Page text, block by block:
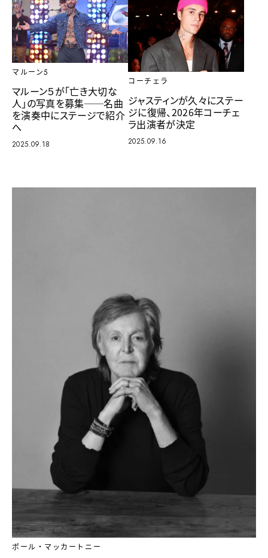
マルーン5
マルーン５が「亡き大切な
人」の写真を募集──名曲
を演奏中にステージで紹介
へ
2025.09.18
コーチェラ
ジャスティンが久々にステー
ジに復帰、2026年コーチェ
ラ出演者が決定
2025.09.16
ポール・マッカートニー